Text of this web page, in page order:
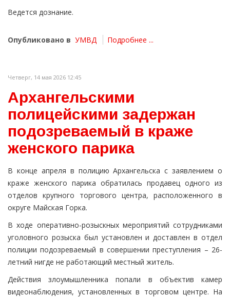
Ведется дознание.
Опубликовано в УМВД Подробнее ...
Четверг, 14 мая 2026 12:45
Архангельскими
полицейскими задержан
подозреваемый в краже
женского парика
В конце апреля в полицию Архангельска с заявлением о
краже женского парика обратилась продавец одного из
отделов крупного торгового центра, расположенного в
округе Майская Горка.
В ходе оперативно-розыскных мероприятий сотрудниками
уголовного розыска был установлен и доставлен в отдел
полиции подозреваемый в совершении преступления – 26-
летний нигде не работающий местный житель.
Действия злоумышленника попали в объектив камер
видеонаблюдения, установленных в торговом центре. На